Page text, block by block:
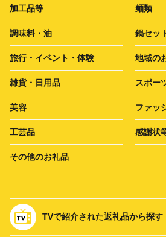
加工品等 麺類
調味料・油 鍋セッ
旅行・イベント・体験 地域の
雑貨・日用品 スポー
美容 ファッ
工芸品 感謝状
その他のお礼品
TVで紹介された返礼品から探す